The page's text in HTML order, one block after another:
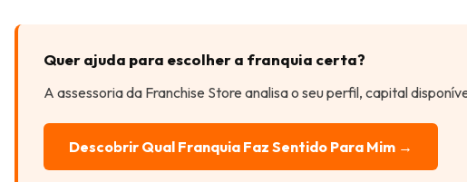
Quer ajuda para escolher a franquia certa?
A assessoria da Franchise Store analisa o seu perfil, capital
Descobrir Qual Franquia Faz Sentido Para Mim →